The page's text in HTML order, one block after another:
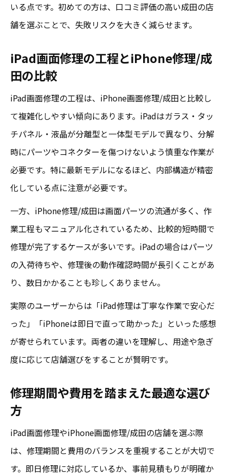
いる点です。初めての方は、口コミ評価の高い成田の店
舗を選ぶことで、失敗リスクを大きく減らせます。
iPad画面修理の工程とiPhone修理/成
田の比較
iPad画面修理の工程は、iPhone画面修理/成田と比較し
て複雑化しやすい傾向にあります。iPadはガラス・タッ
チパネル・液晶が分離型と一体型モデルで異なり、分解
時にパーツやコネクターを傷つけないよう慎重な作業が
必要です。特に最新モデルになるほど、内部構造が精密
化している点に注意が必要です。
一方、iPhone修理/成田は画面パーツの流通が多く、作
業工程もマニュアル化されているため、比較的短時間で
修理が完了するケースが多いです。iPadの場合はパーツ
の入荷待ちや、修理後の動作確認時間が長引くことがあ
り、数日かかることも珍しくありません。
実際のユーザーからは「iPad修理は丁寧な作業で安心だ
った」「iPhoneは即日で直って助かった」といった感想
が寄せられています。両者の違いを理解し、用途や急ぎ
度に応じて店舗選びをすることが賢明です。
修理期間や費用を踏まえた最適な選び
方
iPad画面修理やiPhone画面修理/成田の店舗を選ぶ際
は、修理期間と費用のバランスを重視することが大切で
す。即日修理に対応しているか、事前見積もりが明確か